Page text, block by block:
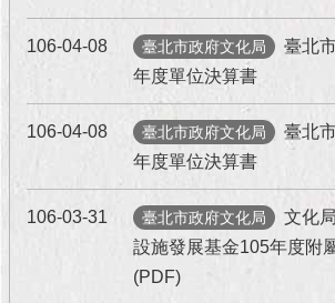
106-04-08 臺北市政府文化局
臺北
年度單位決算書
106-04-08 臺北市政府文化局
臺北
年度單位決算書
106-03-31 臺北市政府文化局
文化
設施發展基金105年度附
(PDF)